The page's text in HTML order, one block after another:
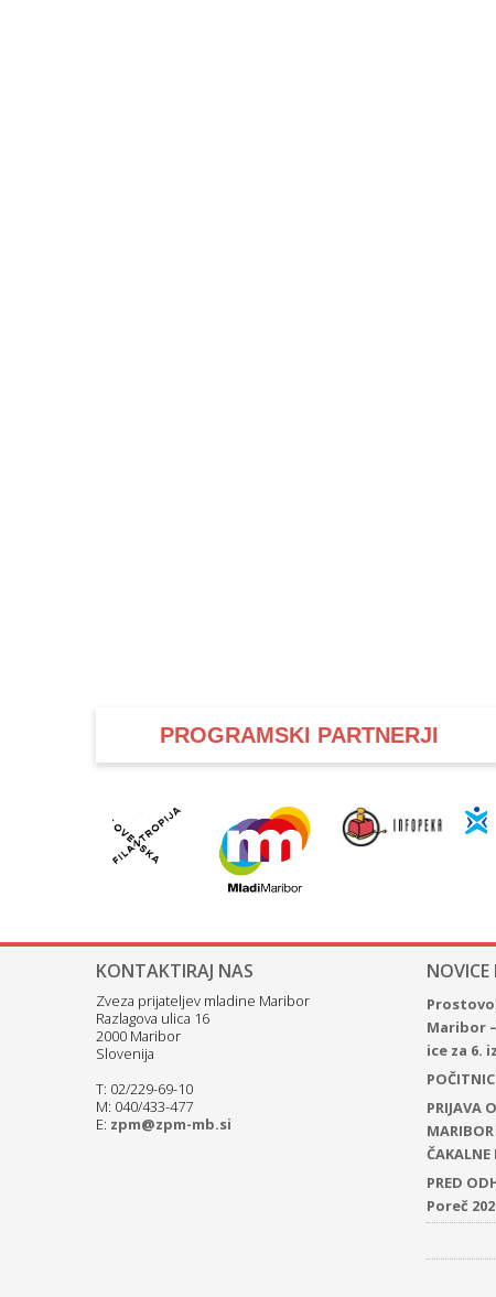
PROGRAMSKI PARTNERJI
KONTAKTIRAJ NAS
Zveza prijateljev mladine Maribor
Razlagova ulica 16
2000 Maribor
Slovenija
T: 02/229-69-10
M: 040/433-477
E: zpm@zpm-mb.si
Maribor
ice za 6.
PRIJAVA
ČAKALNE
PRED
Poreč